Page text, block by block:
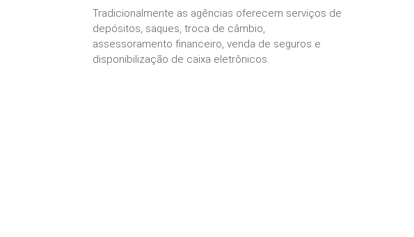
Tradicionalmente as agências oferecem serviços de
depósitos, saques, troca de câmbio,
assessoramento financeiro, venda de seguros e
disponibilização de caixa eletrônicos.